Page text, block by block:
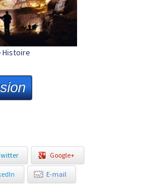
Histoire
Google+
E-mail